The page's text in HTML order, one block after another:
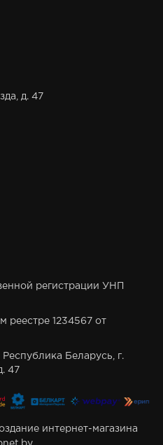
д. 47
регистрации УНП
реестре 1234567 от
Беларусь, г.
47
интернет-магазина